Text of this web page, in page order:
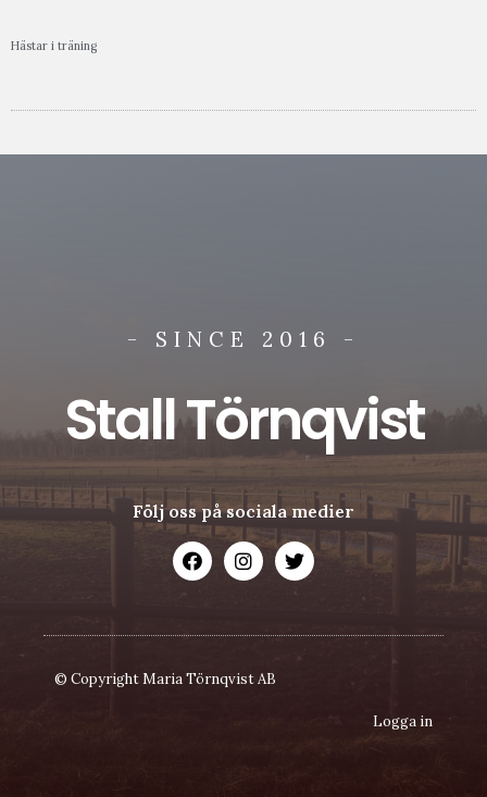
Hästar i träning
- SINCE 2016 -
Stall Törnqvist
Följ oss på sociala medier
© Copyright Maria Törnqvist AB
Logga in